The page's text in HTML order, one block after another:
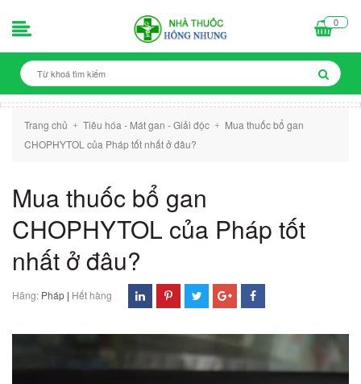
0
Trang chủ + Tiêu hóa - Mát gan - Giải độc +
Mua thuốc bổ gan
CHOPHYTOL của Pháp tốt nhất ở đâu?
Mua thuốc bổ gan
CHOPHYTOL của Pháp tốt
nhất ở đâu?
Hãng: Pháp | Hết hàng